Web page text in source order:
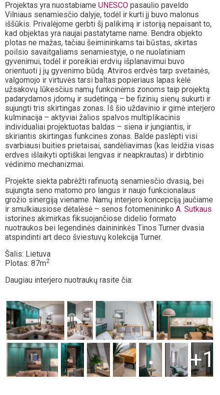
Projektas yra nuostabiame UNESCO pasaulio paveldo
Vilniaus senamiesčio dalyje, todėl ir kurti jį buvo malonus
iššūkis. Privalėjome gerbti šį palikimą ir istoriją nepaisant to,
kad objektas yra naujai pastatytame name. Bendra objekto
plotas ne mažas, tačiau šeimininkams tai būstas, skirtas
poilsio savaitgaliams senamiestyje, o ne nuolatiniam
gyvenimui, todėl ir poreikiai erdvių išplanavimui buvo
orientuoti į jų gyvenimo būdą. Atviros erdvės tarp svetainės,
valgomojo ir virtuvės tarsi baltas popieriaus lapas kėlė
užsakovų lūkesčius namų funkcinėms zonoms taip projektą
padarydamos įdomų ir sudėtingą – be fizinių sienų sukurti ir
sujungti tris skirtingas zonas. Iš šio uždavinio ir gimė interjero
kulminacija – aktyviai žalios spalvos multiplikacinis
individualiai projektuotas baldas – siena ir jungiantis, ir
skiriantis skirtingas funkcines zonas. Balde paslėpti visi
svarbiausi buities prietaisai, sandėliavimas (kas leidžia visas
erdves išlaikyti optiškai lengvas ir neapkrautas) ir dirbtinio
vėdinimo mechanizmai.
Projekte siekta pabrėžti rafinuotą senamiesčio dvasią, bei
sujungta seno matomo pro langus ir naujo funkcionalaus
grožio sinergiją viename. Namų interjero koncepciją jaučiame
ir smulkiausiose dėtalėsė – senos fotomenininko A. Sutkaus
istorines akimirkas fiksuojančiose didelio formato
nuotraukos bei legendinės dainininkės Tinos Turner dvasia
atspindinti art deco šviestuvų kolekcija Turner.
Šalis: Lietuva
Plotas: 87m2
Daugiau interjero nuotraukų rasite čia:
+1